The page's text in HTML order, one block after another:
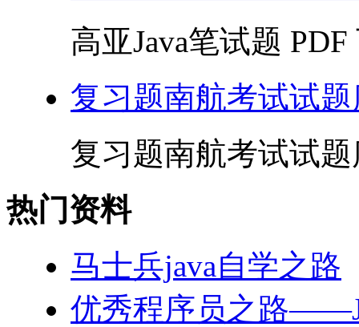
高亚Java笔试题 PDF
复习题南航考试试
复习题南航考试试
热门资料
马士兵java自学之路
优秀程序员之路